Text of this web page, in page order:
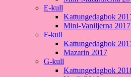
E-kull
Kattungedagbok
Mini-Vaniljerna 2017
F-kull
Kattungedagbok
Mazarin 2017
G-kull
Kattungedagbok